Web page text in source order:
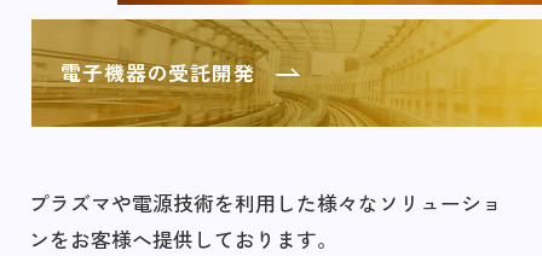
電子機器の受託開発
プラズマや電源技術を利用した様々なソリューショ
ンをお客様へ提供しております。